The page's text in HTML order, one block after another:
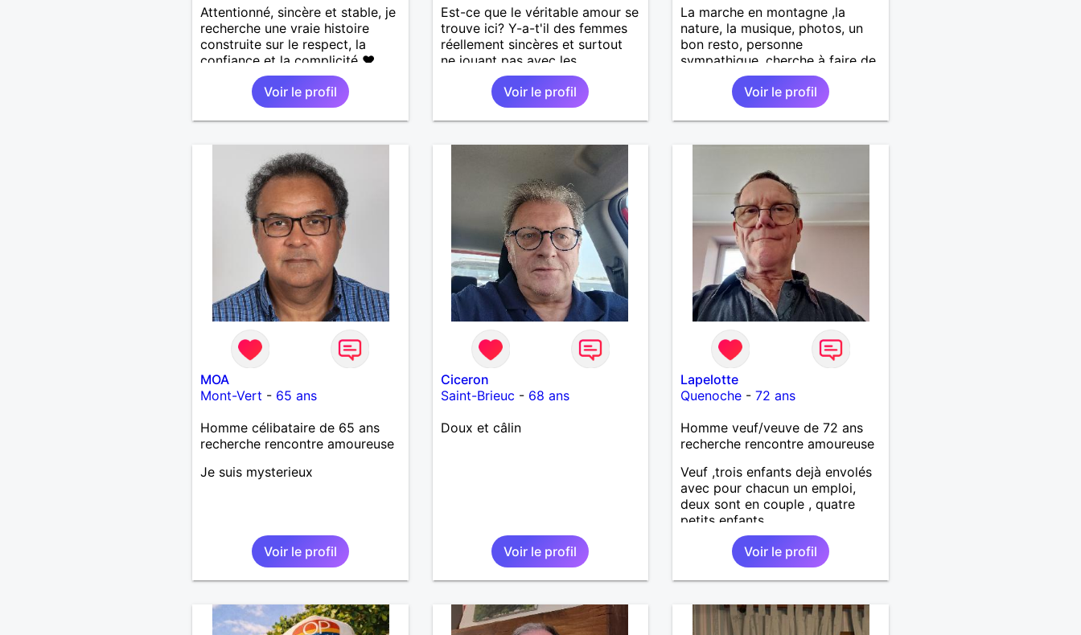
Attentionné, sincère et stable, je
recherche une vraie histoire
construite sur le respect, la
confiance et la complicité ❤️
J’aime les choses simples de la
vie : la nature, la mer, les
moments authentiques et les
personnes au grand cœur 🌊🌿
les petits moments de tendresse
et les calinous réguliers 😊❤️ La
solitude finit parfois par peser,
alors si tu es en Nouvelle-
Calédonie et que tu crois encore
à un amour vrai, prenons le
temps de discuter… et laissons
l’avenir nous guider 🌹
Voir le profil
Est-ce que le véritable amour se
trouve ici? Y-a-t'il des femmes
réellement sincères et surtout
ne jouant pas avec les
sentiments des hommes? Etant
un homme protecteur et
bienveillant, je veux continuer
d'y croire et pouvoir enfin
désir temps. Faux profil,
profiteuse et autres joyeuseté
passer votre chemin, vous ne
m'intéressez pas du tout!
Voir le profil
La marche en montagne ,la
nature, la musique, photos, un
bon resto, personne
sympathique, cherche à faire de
nouvelles connaissances .
Voir le profil
MOA
Mont-Vert - 65 ans
Homme célibataire de 65 ans
recherche rencontre amoureuse
Je suis mysterieux
Voir le profil
Ciceron
Saint-Brieuc - 68 ans
Doux et câlin
Voir le profil
Lapelotte
Quenoche -72 ans
Homme veuf/veuve de 72 ans
recherche rencontre amoureuse
Veuf ,trois enfants dejà envolés
avec pour chacun un emploi,
deux sont en couple , quatre
petits enfants.
Voir le profil